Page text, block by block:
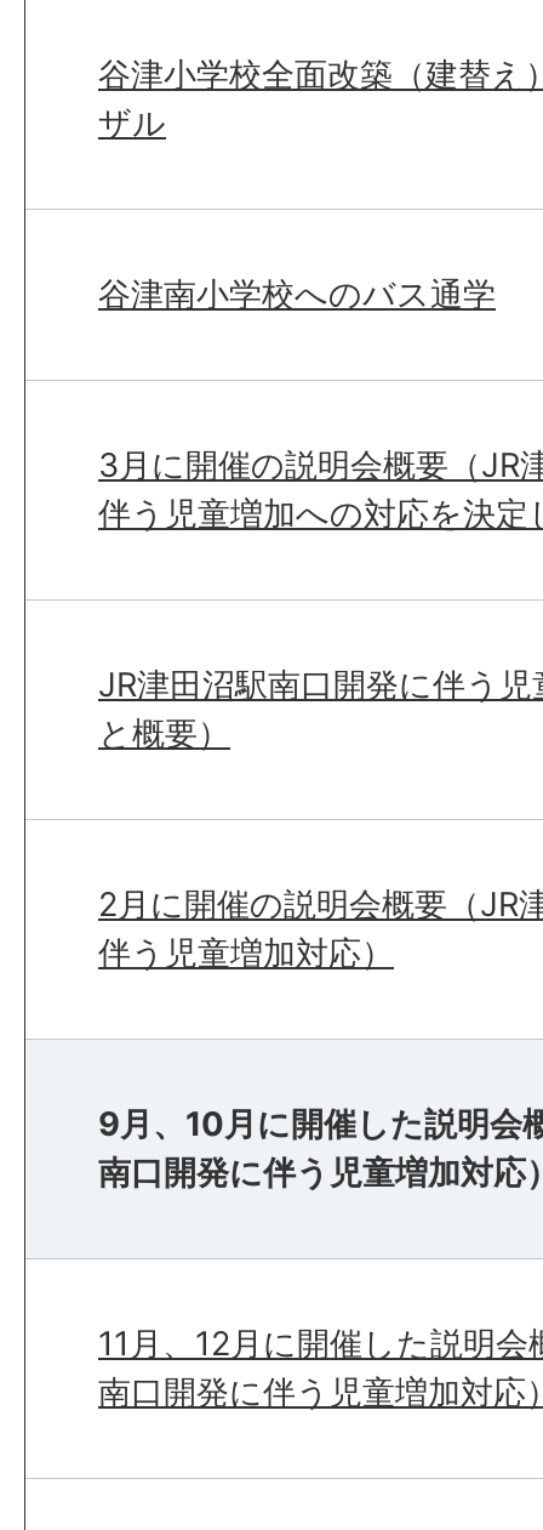
谷津小学校全面改築（建替え
ザル
谷津南小学校へのバス通学
3月に開催の説明会概要（JR
伴う児童増加への対応を決定
JR津田沼駅南口開発に伴う
と概要）
2月に開催の説明会概要（JR
伴う児童増加対応）
9月、10月に開催した説明会
南口開発に伴う児童増加対応
11月、12月に開催した説明会
南口開発に伴う児童増加対応